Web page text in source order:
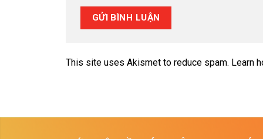
This site uses Akismet to reduce spam. Learn